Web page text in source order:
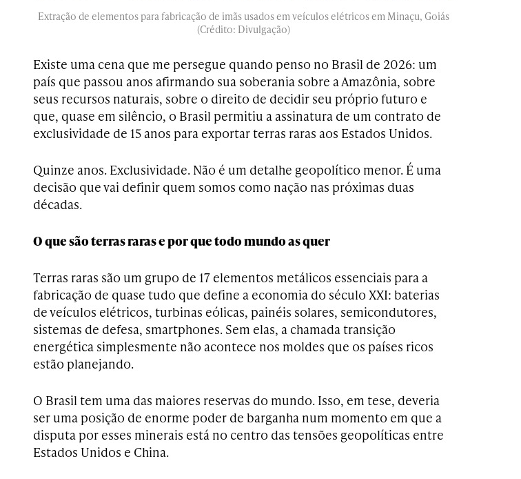
Extração de elementos para fabricação de imãs usados em veículos elétricos em Minaçu, Goiás
(Crédito: Divulgação)
Existe uma cena que me persegue quando penso no Brasil de 2026: um
país que passou anos afirmando sua soberania sobre a Amazônia, sobre
seus recursos naturais, sobre o direito de decidir seu próprio futuro e
que, quase em silêncio, o Brasil permitiu a assinatura de um contrato de
exclusividade de 15 anos para exportar terras raras aos Estados Unidos.
Quinze anos. Exclusividade. Não é um detalhe geopolítico menor. É uma
decisão que vai definir quem somos como nação nas próximas duas
décadas.
O que são terras raras e por que todo mundo as quer
Terras raras são um grupo de 17 elementos metálicos essenciais para a
fabricação de quase tudo que define a economia do século XXI: baterias
de veículos elétricos, turbinas eólicas, painéis solares, semicondutores,
sistemas de defesa, smartphones. Sem elas, a chamada transição
energética simplesmente não acontece nos moldes que os países ricos
estão planejando.
O Brasil tem uma das maiores reservas do mundo. Isso, em tese, deveria
ser uma posição de enorme poder de barganha num momento em que a
disputa por esses minerais está no centro das tensões geopolíticas entre
Estados Unidos e China.